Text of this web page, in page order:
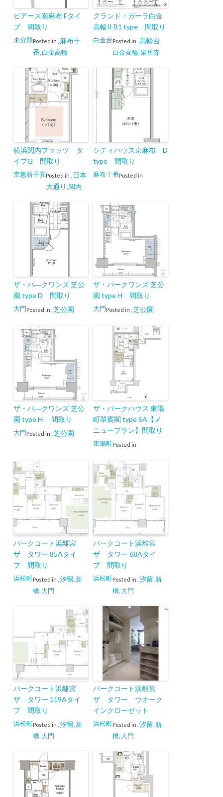
ピアース南麻布 Fタイ
プ 間取り
Posted in
未分類
麻布十
番 白金高輪
グランド・ガーラ白金
高輪II B1 type 間取り
Posted in
白金台 高輪台
白金高輪, 泉岳寺
横浜関内プラッツ タ
イプG 間取り
Posted in
京急新子安
日本
大通り 関内
シティハウス東麻布 D
type 間取り
Posted in
麻布十番
ザ・パ―クワンズ 芝公
園 type D 間取り
Posted in
大門 芝公園
ザ・パークワンズ 芝公
園 type H 間取り
Posted in
大門 芝公園
ザ・パ―クワンズ 芝公
園 type H 間取り
Posted in
大門 芝公園
ザ・パークハウス 東陽
町翠賓閣 type SA【メ
ニュープラン】間取り
Posted in
東陽町
パークコート浜離宮
ザ タワー 85Aタイ
プ 間取り
Posted in
浜松町 汐留 新
橋, 大門
パークコート浜離宮
ザ タワー 68Aタイ
プ 間取り
Posted in
浜松町 汐留 新
橋, 大門
パークコート浜離宮
ザ タワー 119Aタイ
プ 間取り
Posted in
浜松町 汐留 新
橋, 大門
パークコート浜離宮
ザ タワー ウオーク
インクローゼット
Posted in
浜松町 汐留 新
橋, 大門